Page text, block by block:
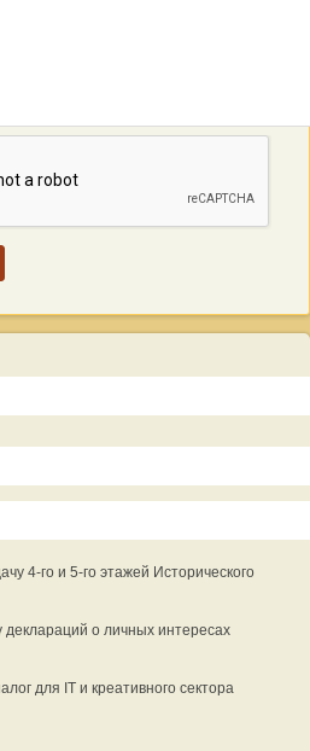
4-го и 5-го этажей Исторического
деклараций о личных интересах
для IT и креативного сектора